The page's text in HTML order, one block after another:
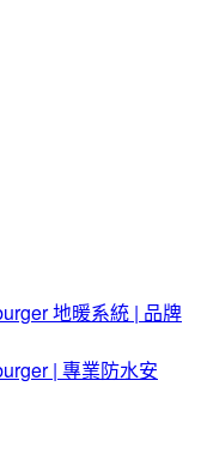
地暖系統 | 品牌
| 專業防水安